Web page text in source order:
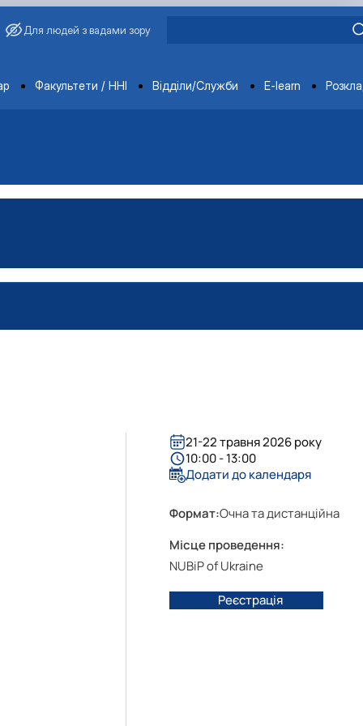
Для людей з вадами зору
Факультети / ННІ Відділи/Служби E-learn
менеджмент"
адмініструванн…
21-22 травня 2026 року
10:00 - 13:00
Додати до календаря
Формат:Очна та дистанційна
Місце проведення:
NUBiP of Ukraine
Реєстрація